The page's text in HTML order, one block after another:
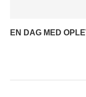
EN DAG MED